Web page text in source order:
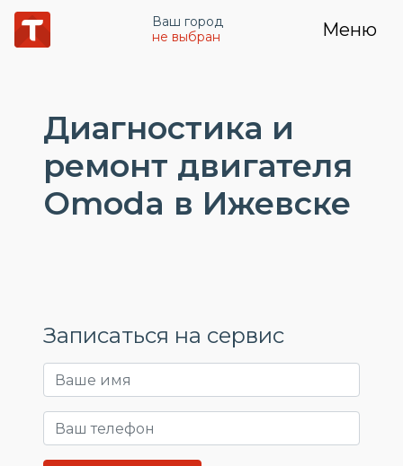
Ваш город
не выбран
Меню
Диагностика и
ремонт двигателя
Omoda в Ижевске
Записаться на сервис